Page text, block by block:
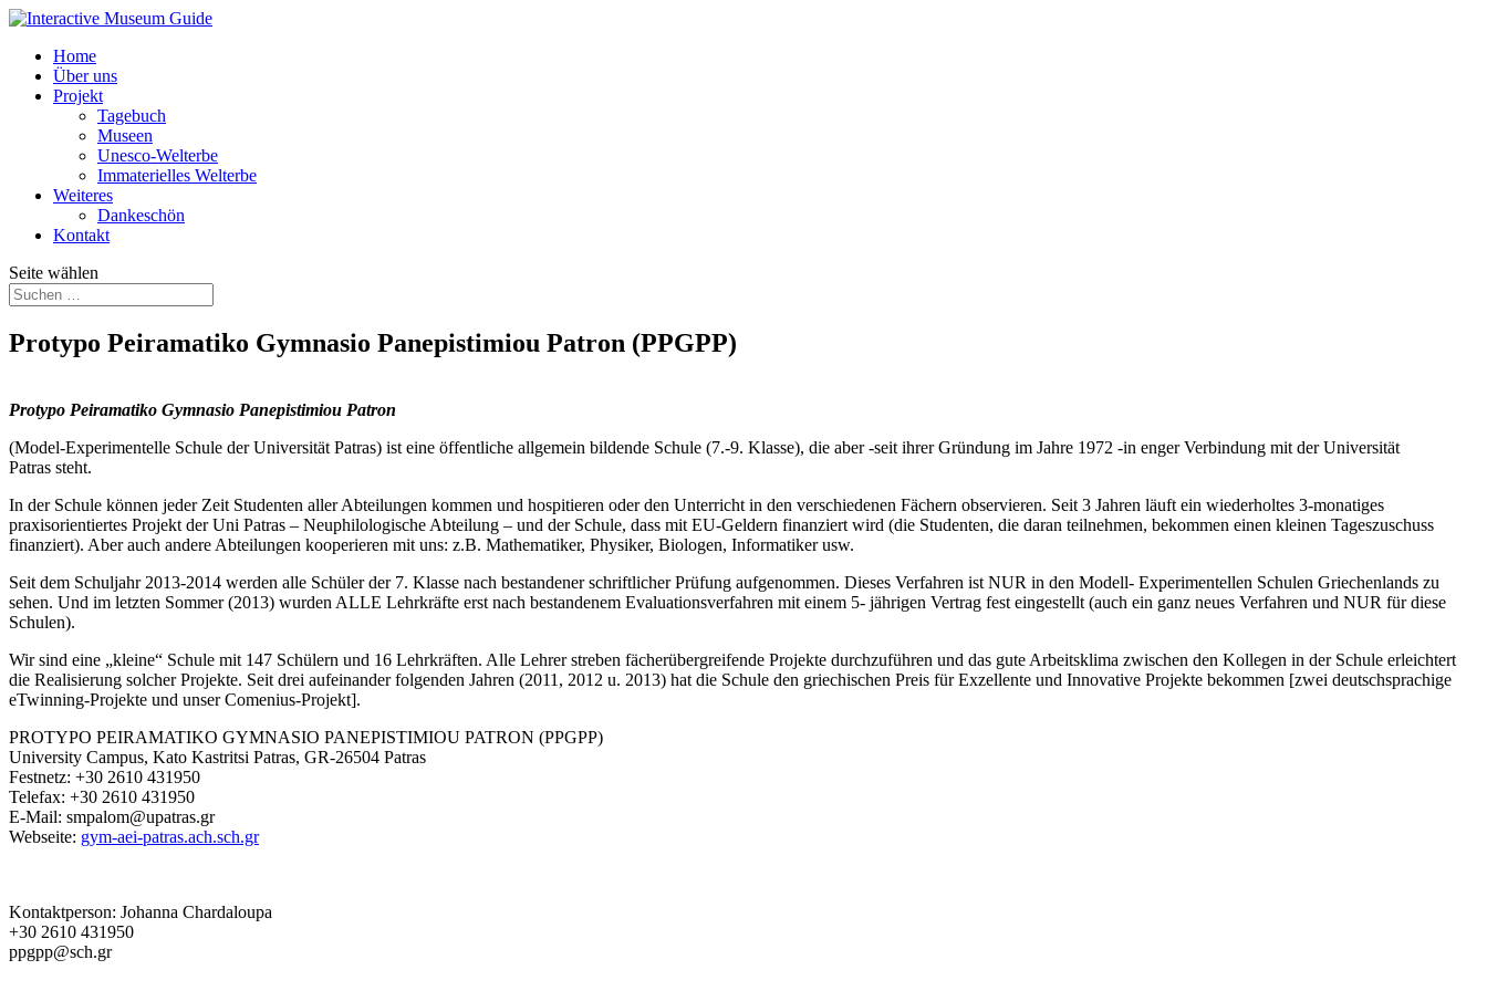
Home
Über uns
Projekt
Tagebuch
Museen
Unesco-Welterbe
Immaterielles Welterbe
Weiteres
Dankeschön
Kontakt
Seite wählen
Protypo Peiramatiko Gymnasio Panepistimiou Patron (PPGPP)
Protypo Peiramatiko Gymnasio Panepistimiou Patron
(Model-Experimentelle Schule der Universität Patras) ist eine öffentliche allgemein bildende Schule (7.-9. Klasse), die aber -seit ihrer Gründung im Jahre 1972 -in enger Verbindung mit der Universität
Patras steht.
In der Schule können jeder Zeit Studenten aller Abteilungen kommen und hospitieren oder den Unterricht in den verschiedenen Fächern observieren. Seit 3 Jahren läuft ein wiederholtes 3-monatiges
praxisorientiertes Projekt der Uni Patras – Neuphilologische Abteilung – und der Schule, dass mit EU-Geldern finanziert wird (die Studenten, die daran teilnehmen, bekommen einen kleinen Tageszuschuss
finanziert). Aber auch andere Abteilungen kooperieren mit uns: z.B. Mathematiker, Physiker, Biologen, Informatiker usw.
Seit dem Schuljahr 2013-2014 werden alle Schüler der 7. Klasse nach bestandener schriftlicher Prüfung aufgenommen. Dieses Verfahren ist NUR in den Modell- Experimentellen Schulen Griechenlands zu
sehen. Und im letzten Sommer (2013) wurden ALLE Lehrkräfte erst nach bestandenem Evaluationsverfahren mit einem 5- jährigen Vertrag fest eingestellt (auch ein ganz neues Verfahren und NUR für diese
Schulen).
Wir sind eine „kleine“ Schule mit 147 Schülern und 16 Lehrkräften. Alle Lehrer streben fächerübergreifende Projekte durchzuführen und das gute Arbeitsklima zwischen den Kollegen in der Schule erleichtert
die Realisierung solcher Projekte. Seit drei aufeinander folgenden Jahren (2011, 2012 u. 2013) hat die Schule den griechischen Preis für Exzellente und Innovative Projekte bekommen [zwei deutschsprachige
eTwinning-Projekte und unser Comenius-Projekt].
PROTYPO PEIRAMATIKO GYMNASIO PANEPISTIMIOU PATRON (PPGPP)
University Campus, Kato Kastritsi Patras, GR-26504 Patras
Festnetz: +30 2610 431950
Telefax: +30 2610 431950
E-Mail: smpalom@upatras.gr
Webseite: gym-aei-patras.ach.sch.gr
Kontaktperson: Johanna Chardaloupa
+30 2610 431950
ppgpp@sch.gr